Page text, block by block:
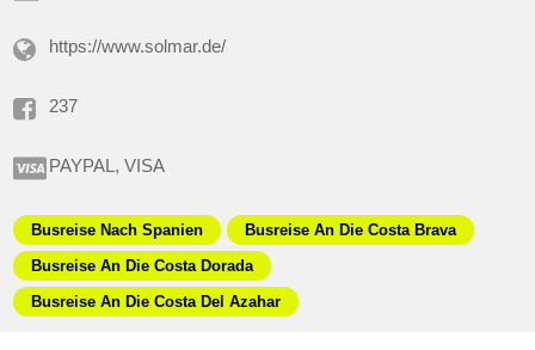
https://www.solmar.de/
237
PAYPAL, VISA
Busreise Nach Spanien
Busreise An Die Costa Brava
Busreise An Die Costa Dorada
Busreise An Die Costa Del Azahar